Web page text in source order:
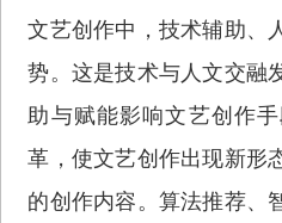
文艺创作中，技术辅助、
势。这是技术与人文交融
助与赋能影响文艺创作
革，使文艺创作出现新形
的创作内容。算法推荐、